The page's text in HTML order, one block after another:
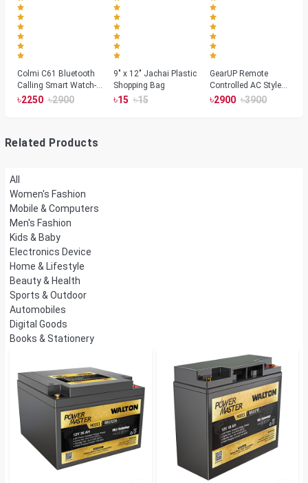
Colmi C61 Bluetooth
Calling Smart Watch-
Silver Color
৳2250 ৳2900
9" x 12" Jachai Plastic
Shopping Bag
৳15 ৳15
GearUP Remote
Controlled AC Style
Room Heater 1800
৳2900 ৳3900
Related Products
All
Women's Fashion
Mobile & Computers
Men's Fashion
Kids & Baby
Electronics Device
Home & Lifestyle
Beauty & Health
Sports & Outdoor
Automobiles
Digital Goods
Books & Stationery